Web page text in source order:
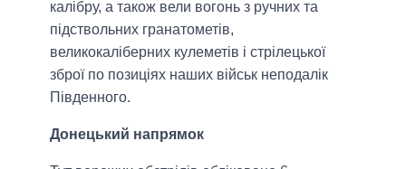
калібру, а також вели вогонь з ручних та
підствольних гранатометів,
великокаліберних кулеметів і стрілецької
зброї по позиціях наших військ неподалік
Південного.
Донецький напрямок